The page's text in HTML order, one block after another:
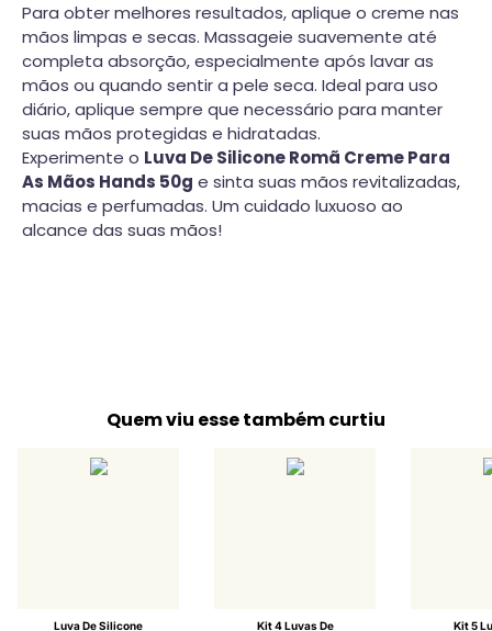
Para obter melhores resultados, aplique o creme nas
mãos limpas e secas. Massageie suavemente até
completa absorção, especialmente após lavar as
mãos ou quando sentir a pele seca. Ideal para uso
diário, aplique sempre que necessário para manter
suas mãos protegidas e hidratadas.
Experimente o Luva De Silicone Romã Creme Para
As Mãos Hands 50g e sinta suas mãos revitalizadas,
macias e perfumadas. Um cuidado luxuoso ao
alcance das suas mãos!
Quem viu esse também curtiu
Luva De Silicone Kit 4 Luvas De Kit 5